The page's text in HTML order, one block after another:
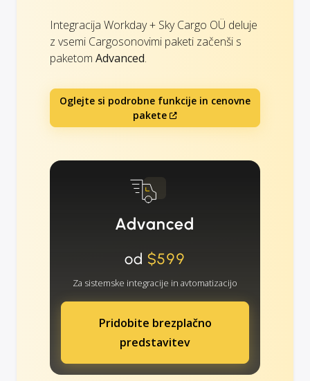
Integracija Workday + Sky Cargo OÜ deluje
z vsemi Cargosonovimi paketi začenši s
paketom Advanced.
Oglejte si podrobne funkcije in cenovne
pakete
Advanced
od $599
Za sistemske integracije in avtomatizacijo
Pridobite brezplačno
predstavitev